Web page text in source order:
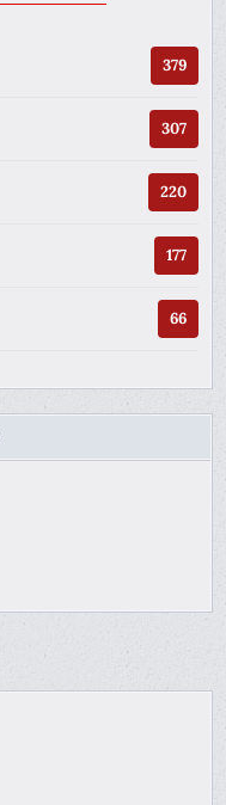
379
307
220
177
66